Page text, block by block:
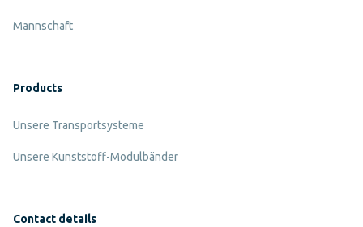
Mannschaft
Products
Unsere Transportsysteme
Unsere Kunststoff-Modulbänder
Contact details